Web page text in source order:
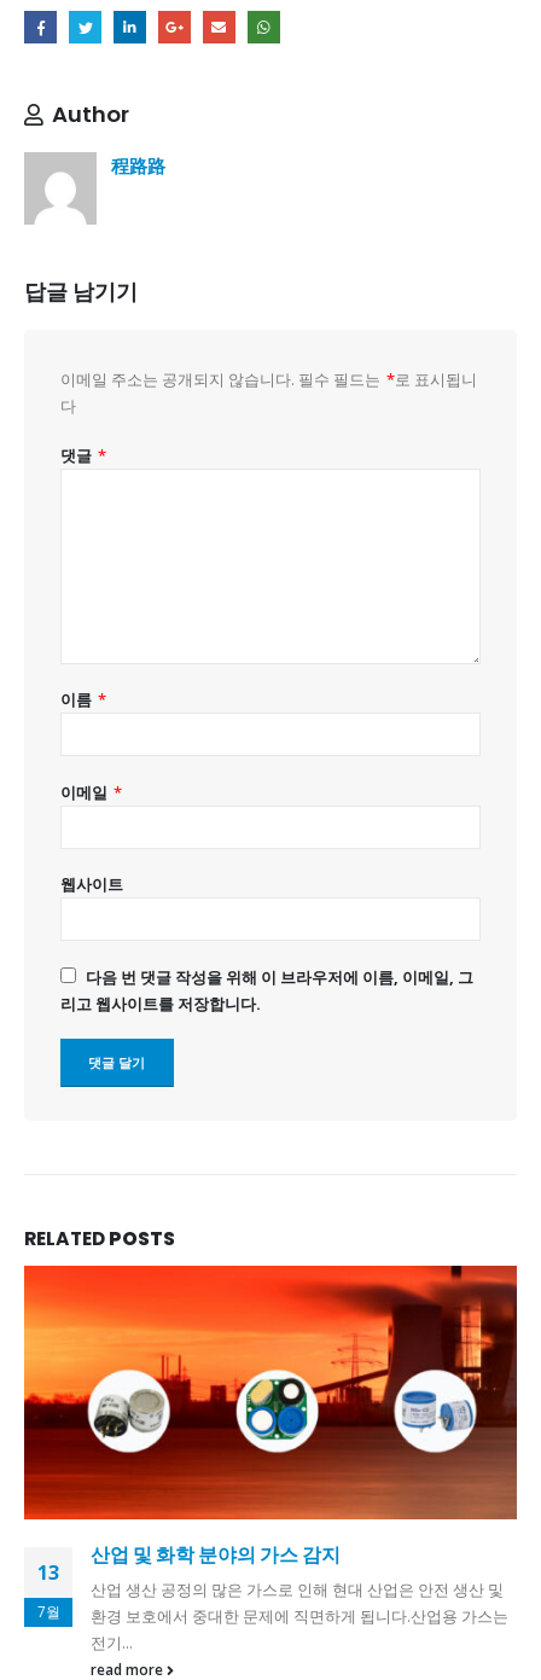
Author
程路路
답글 남기기
이메일 주소는 공개되지 않습니다. 필수 필드는 *로 표시됩니
다
댓글 *
이름 *
이메일 *
웹사이트
다음 번 댓글 작성을 위해 이 브라우저에 이름, 이메일, 그
리고 웹사이트를 저장합니다.
RELATEDPOSTS
13
7월
산업 및 화학 분야의 가스 감지
산업 생산 공정의 많은 가스로 인해 현대 산업은 안전 생산 및
환경 보호에서 중대한 문제에 직면하게 됩니다.산업용 가스는
전기...
read more